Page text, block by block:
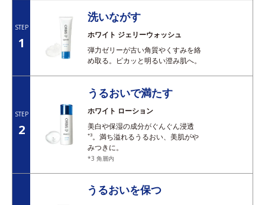
STEP
1
洗いながす
ホワイト ジェリーウォッシュ
弾力ゼリーが古い角質やくすみを絡
め取る。ピカッと明るい澄み肌へ。
STEP
2
うるおいで満たす
ホワイト ローション
美白や保湿の成分がぐんぐん浸透
*3。満ち溢れるうるおい、美肌がや
みつきに。
*3 角層内
うるおいを保つ